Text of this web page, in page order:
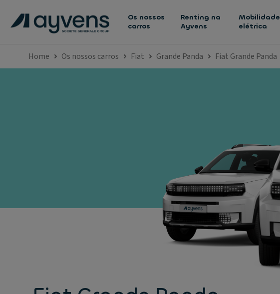
Os nossos
carros
Renting na
Ayvens
Mobilidade
elétrica
Home Os nossos carros Fiat Grande Panda Fiat Grande Panda